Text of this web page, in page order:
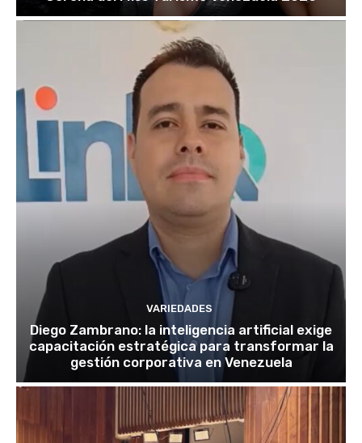
VARIEDADES
Diego Zambrano: la inteligencia artificial exige
capacitación estratégica para transformar la
gestión corporativa en Venezuela